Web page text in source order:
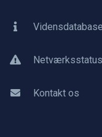
Vidensdatabase
Netværksstatus
Kontakt os